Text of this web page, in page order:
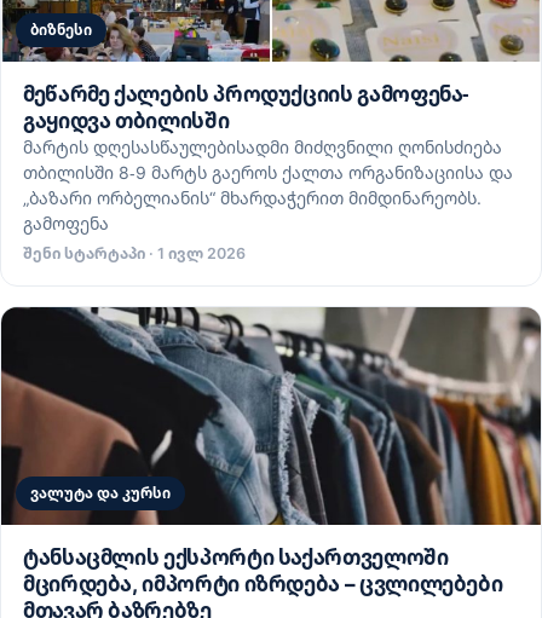
ბიზნესი
მეწარმე ქალების პროდუქციის გამოფენა-
გაყიდვა თბილისში
მარტის დღესასწაულებისადმი მიძღვნილი ღონისძიება
თბილისში 8-9 მარტს გაეროს ქალთა ორგანიზაციისა და
„ბაზარი ორბელიანის“ მხარდაჭერით მიმდინარეობს.
გამოფენა
შენი სტარტაპი · 1 ივლ 2026
ვალუტა და კურსი
ტანსაცმლის ექსპორტი საქართველოში
მცირდება, იმპორტი იზრდება – ცვლილებები
მთავარ ბაზრებზე